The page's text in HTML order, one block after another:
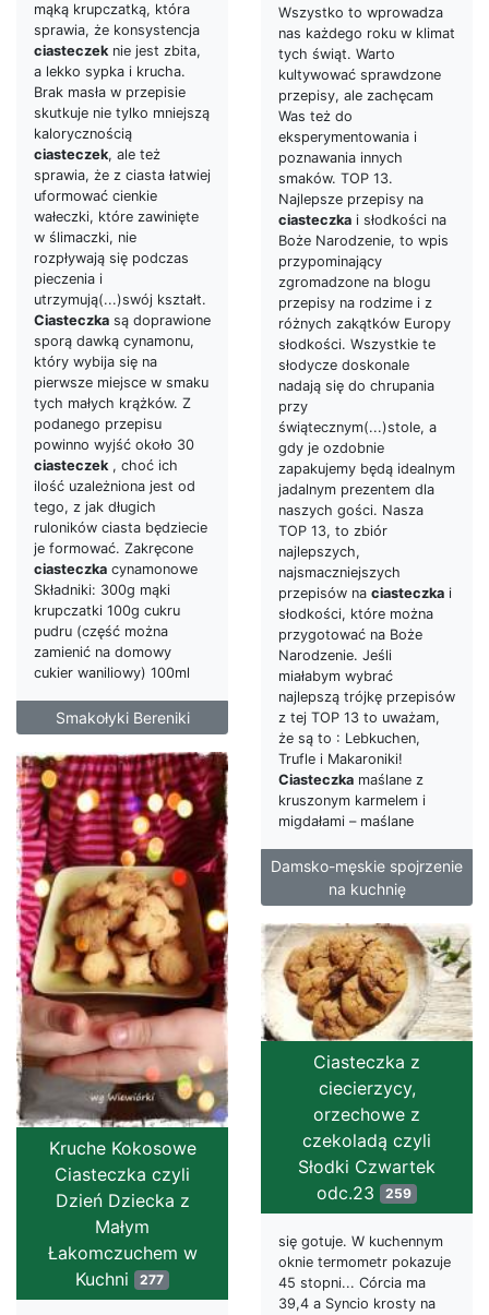
mąką krupczatką, która
sprawia, że konsystencja
ciasteczeknie jest zbita,
a lekko sypka i krucha.
Brak masła w przepisie
skutkuje nie tylko mniejszą
kalorycznością
ciasteczek, ale też
sprawia, że z ciasta łatwiej
uformować cienkie
wałeczki, które zawinięte
w ślimaczki, nie
rozpływają się podczas
pieczenia i
utrzymują(...)swój kształt.
Ciasteczka są doprawione
sporą dawką cynamonu,
który wybija się na
pierwsze miejsce w smaku
tych małych krążków. Z
podanego przepisu
powinno wyjść około 30
ciasteczek, choć ich
ilość uzależniona jest od
tego, z jak długich
ruloników ciasta będziecie
je formować. Zakręcone
ciasteczka cynamonowe
Składniki: 300g mąki
krupczatki 100g cukru
pudru (część można
zamienić na domowy
cukier waniliowy) 100ml
Smakołyki Bereniki
Wszystko to wprowadza
nas każdego roku w klimat
tych świąt. Warto
kultywować sprawdzone
przepisy, ale zachęcam
Was też do
eksperymentowania i
poznawania innych
smaków. TOP 13.
Najlepsze przepisy na
ciasteczka i słodkości na
Boże Narodzenie, to wpis
przypominający
zgromadzone na blogu
przepisy na rodzime i z
różnych zakątków Europy
słodkości. Wszystkie te
słodycze doskonale
nadają się do chrupania
przy
świątecznym(...)stole, a
gdy je ozdobnie
zapakujemy będą idealnym
jadalnym prezentem dla
naszych gości. Nasza
TOP 13, to zbiór
najlepszych,
najsmaczniejszych
przepisów na ciasteczka i
słodkości, które można
przygotować na Boże
Narodzenie. Jeśli
miałabym wybrać
najlepszą trójkę przepisów
z tej TOP 13 to uważam,
że są to : Lebkuchen,
Trufle i Makaroniki!
Ciasteczka maślane z
kruszonym karmelem i
migdałami – maślane
Damsko-męskie spojrzenie
na kuchnię
Kruche Kokosowe
Ciasteczka czyli
Dzień Dziecka z
Małym
Łakomczuchem w
Kuchni 277
Ciasteczka z
ciecierzycy,
orzechowe z
czekoladą czyli
Słodki Czwartek
odc.23 259
się gotuje. W kuchennym
oknie termometr pokazuje
45 stopni... Córcia ma
39,4 a Syncio krosty na